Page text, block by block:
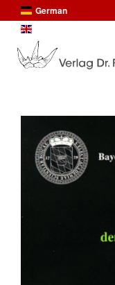
German